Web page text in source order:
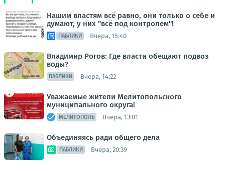
Нашим властям всё равно, они только о себе и
думают, у них "всё под контролем"!
ПАБЛИКИ Вчера, 15:40
Владимир Рогов: Где власти обещают подвоз
воды?
ПАБЛИКИ Вчера, 14:22
Уважаемые жители Мелитопольского
муниципального округа!
МЕЛИТОПОЛЬ Вчера, 13:01
Объединяясь ради общего дела
ПАБЛИКИ Вчера, 20:39